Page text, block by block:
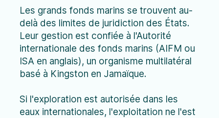
Les grands fonds marins se trouvent au-
delà des limites de juridiction des États.
Leur gestion est confiée à l'Autorité
internationale des fonds marins (AIFM ou
ISA en anglais), un organisme multilatéral
basé à Kingston en Jamaïque.
Si l'exploration est autorisée dans les
eaux internationales, l'exploitation ne l'est